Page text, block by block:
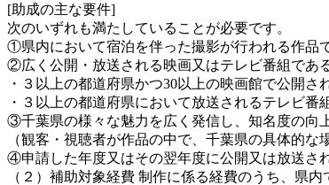
[助成の主な要件]
次のいずれも満たしていることが必要です。
①県内において宿泊を伴った撮影が行われる作品
②広く公開・放送される映画又はテレビ番組であ
・３以上の都道府県かつ30以上の映画館で公開さ
・３以上の都道府県において放送されるテレビ番
③千葉県の様々な魅力を広く発信し、知名度の向
（観客・視聴者が作品の中で、千葉県の具体的な
④申請した年度又はその翌年度に公開又は放送さ
（２）補助対象経費 制作に係る経費のうち、県